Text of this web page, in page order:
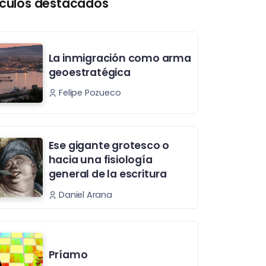
La inmigración como arma
geoestratégica
Felipe Pozueco
Ese gigante grotesco o
hacia una fisiología
general de la escritura
Daniel Arana
Príamo